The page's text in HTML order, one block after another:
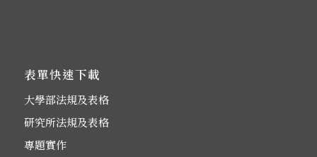
表單快速下載
大學部法規及表格
研究所法規及表格
專題實作